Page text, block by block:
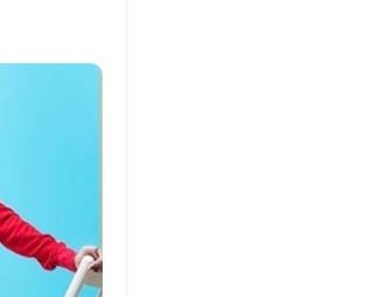
Terbaru dan IP Server GoPartner Gojek